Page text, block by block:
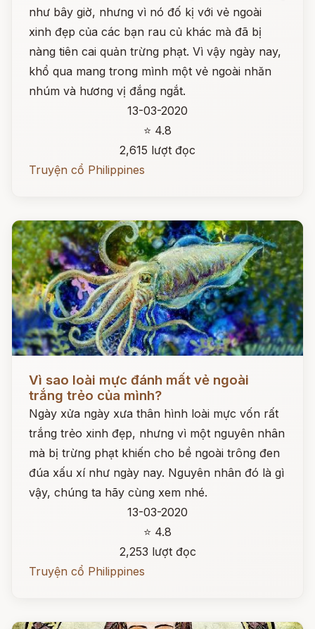
như bây giờ, nhưng vì nó đố kị với vẻ ngoài
xinh đẹp của các bạn rau củ khác mà đã bị
nàng tiên cai quản trừng phạt. Vì vậy ngày nay,
khổ qua mang trong mình một vẻ ngoài nhăn
nhúm và hương vị đắng ngắt.
13-03-2020
⭐ 4.8
2,615 lượt đọc
Truyện cổ Philippines
Vì sao loài mực đánh mất vẻ ngoài
trắng trẻo của mình?
Ngày xửa ngày xưa thân hình loài mực vốn rất
trắng trẻo xinh đẹp, nhưng vì một nguyên nhân
mà bị trừng phạt khiến cho bề ngoài trông đen
đúa xấu xí như ngày nay. Nguyên nhân đó là gì
vậy, chúng ta hãy cùng xem nhé.
13-03-2020
⭐ 4.8
2,253 lượt đọc
Truyện cổ Philippines